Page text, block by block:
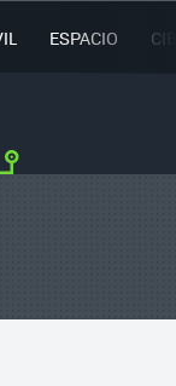
ESPACIO